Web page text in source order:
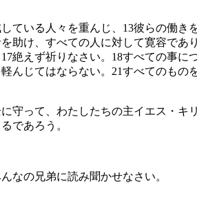
ている人々を重んじ、 13彼らの働き
助け、すべての人に対して寛容であ
17絶えず祈りなさい。 18すべての事に
んじてはならない。 21すべてのもの
守って、わたしたちの主イエス・キ
であろう。
なの兄弟に読み聞かせなさい。